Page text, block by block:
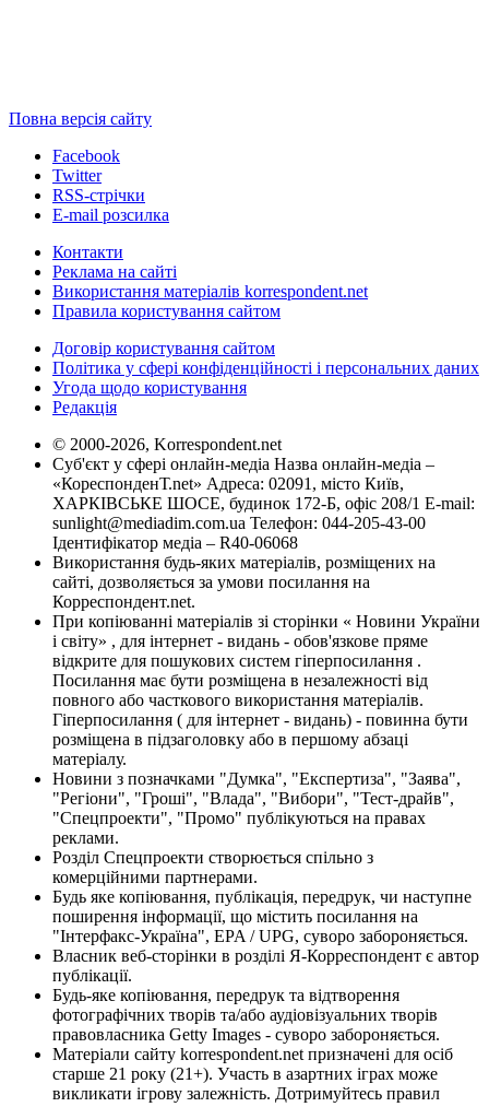
Повна версія сайту
Facebook
Twitter
RSS-стрічки
E-mail розсилка
Контакти
Реклама на сайті
Використання матеріалів korrespondent.net
Правила користування сайтом
Договір користування сайтом
Політика у сфері конфіденційності і персональних даних
Угода щодо користування
Редакція
© 2000-2026, Korrespondent.net
Суб'єкт у сфері онлайн-медіа Назва онлайн-медіа –
«КореспонденТ.net» Адреса: 02091, місто Київ,
ХАРКІВСЬКЕ ШОСЕ, будинок 172-Б, офіс 208/1 E-mail:
sunlight@mediadim.com.ua Телефон: 044-205-43-00
Ідентифікатор медіа – R40-06068
Використання будь-яких матеріалів, розміщених на
сайті, дозволяється за умови посилання на
Корреспондент.net.
При копіюванні матеріалів зі сторінки « Новини України
і світу» , для інтернет - видань - обов'язкове пряме
відкрите для пошукових систем гіперпосилання .
Посилання має бути розміщена в незалежності від
повного або часткового використання матеріалів.
Гіперпосилання ( для інтернет - видань) - повинна бути
розміщена в підзаголовку або в першому абзаці
матеріалу.
Новини з позначками "Думка", "Експертиза", "Заява",
"Регіони", "Гроші", "Влада", "Вибори", "Тест-драйв",
"Спецпроекти", "Промо" публікуються на правах
реклами.
Розділ Спецпроекти створюється спільно з
комерційними партнерами.
Будь яке копіювання, публікація, передрук, чи наступне
поширення інформації, що містить посилання на
"Інтерфакс-Україна", EPA / UPG, суворо забороняється.
Власник веб-сторінки в розділі Я-Корреспондент є автор
публікації.
Будь-яке копіювання, передрук та відтворення
фотографічних творів та/або аудіовізуальних творів
правовласника Getty Images - суворо забороняється.
Матеріали сайту korrespondent.net призначені для осіб
старше 21 року (21+). Участь в азартних іграх може
викликати ігрову залежність. Дотримуйтесь правил